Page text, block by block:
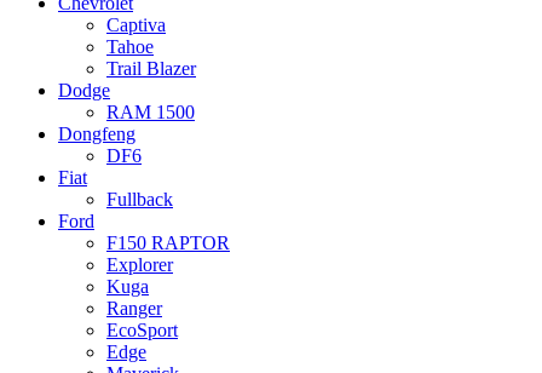
Captiva
Tahoe
Trail Blazer
Dodge
RAM 1500
Dongfeng
DF6
Fiat
Fullback
Ford
F150 RAPTOR
Explorer
Kuga
Ranger
EcoSport
Edge